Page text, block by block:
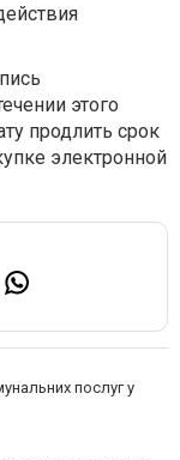
этого
продлить срок
электронной
послуг у